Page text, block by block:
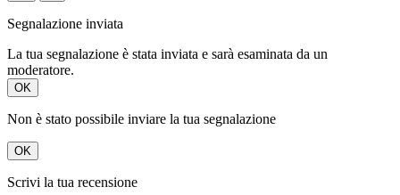
Segnalazione inviata
La tua segnalazione è stata inviata e sarà esaminata da un
moderatore.
OK
Non è stato possibile inviare la tua segnalazione
OK
Scrivi la tua recensione